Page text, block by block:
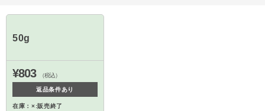
50g
¥803 （税込）
返品条件あり
在庫：×:販売終了